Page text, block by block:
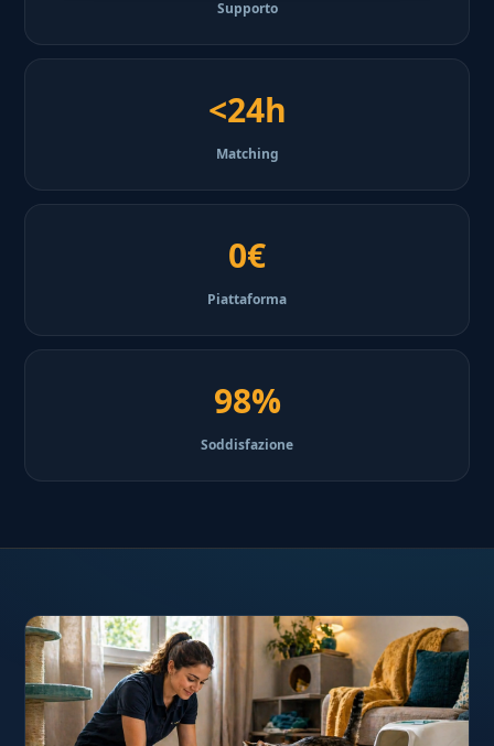
Supporto
<24h
Matching
0€
Piattaforma
98%
Soddisfazione